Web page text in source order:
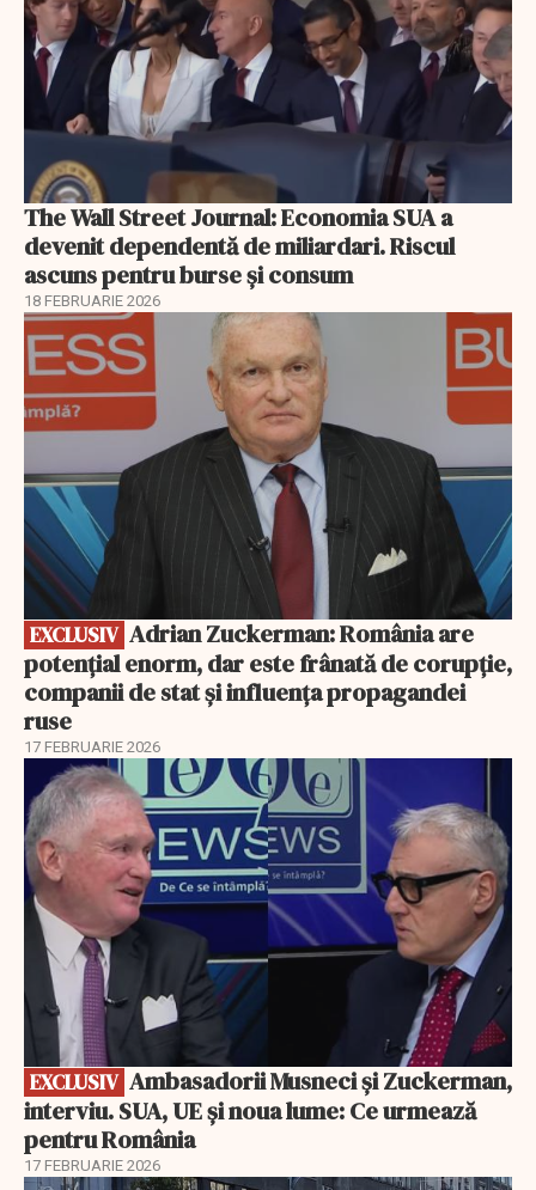
The Wall Street Journal: Economia SUA a
devenit dependentă de miliardari. Riscul
ascuns pentru burse și consum
18 FEBRUARIE 2026
EXCLUSIV
EXCLUSIV
potențial enorm, dar este frânată de corupție,
companii de stat și influența propagandei
ruse
17 FEBRUARIE 2026
EXCLUSIV
EXCLUSIV
interviu. SUA, UE și noua lume: Ce urmează
pentru România
17 FEBRUARIE 2026